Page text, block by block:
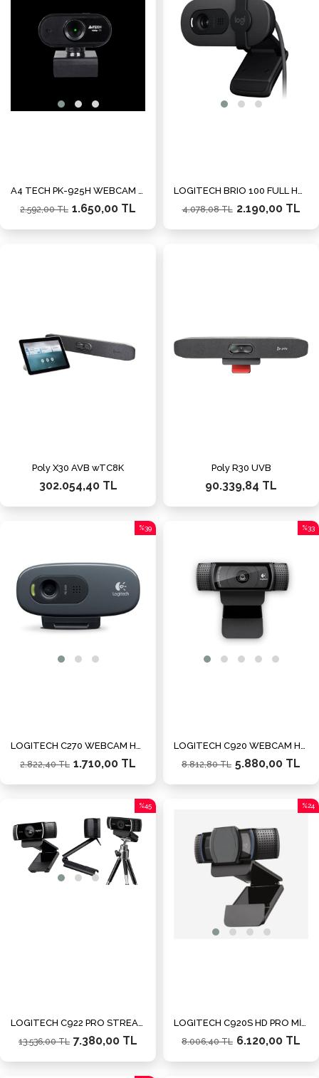
1.650,00 TL
2.592,00 TL 2.190,00 TL
4.078,08 TL
Poly X30 AVB wTC8K
302.054,40 TL
Poly R30 UVB
90.339,84 TL
1.710,00 TL
2.822,40 TL
%39
5.880,00 TL
8.812,80 TL
%33
LOGITECH C922 PRO STREAM WEBCAM V-U0028 960-001088
7.380,00 TL
13.536,00 TL
%45
İndirim
%45İndirim
LOGITECH C920S HD PRO MİKROFONLU WEBCAM 960-001252
6.120,00 TL
8.006,40 TL
%24